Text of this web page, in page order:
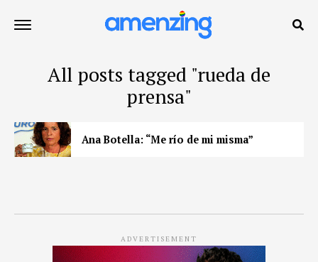
All posts tagged "rueda de
prensa"
Ana Botella: “Me río de mi misma”
ADVERTISEMENT